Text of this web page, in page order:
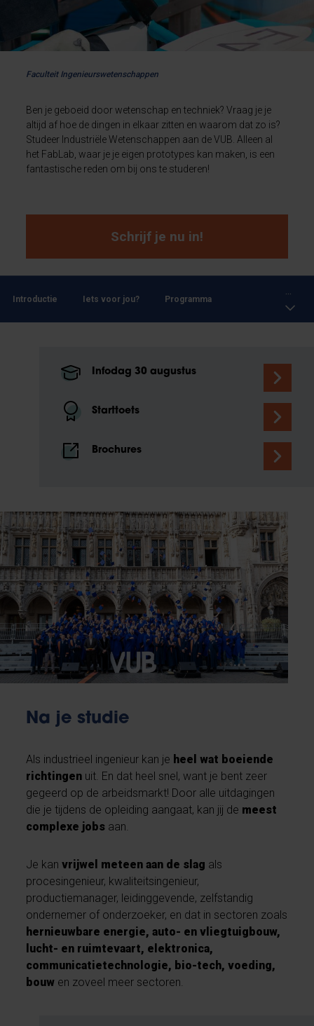
Faculteit Ingenieurswetenschappen
Ben je geboeid door wetenschap en techniek? Vraag je je
altijd af hoe de dingen in elkaar zitten en waarom dat zo is?
Studeer Industriële Wetenschappen aan de VUB. Alleen al
het FabLab, waar je je eigen prototypes kan maken, is een
fantastische reden om bij ons te studeren!
Schrijf je nu in!
Introductie Iets voor jou? Programma
Infodag 30 augustus
Starttoets
Brochures
Na je studie
Als industrieel ingenieur kan je heel wat boeiende
richtingen uit. En dat heel snel, want je bent zeer
gegeerd op de arbeidsmarkt! Door alle uitdagingen
die je tijdens de opleiding aangaat, kan jij de meest
complexe jobs aan.
Je kanvrijwel meteen aan de slag als
procesingenieur, kwaliteitsingenieur,
productiemanager, leidinggevende, zelfstandig
ondernemer of onderzoeker, en dat in sectoren zoals
hernieuwbare energie, auto- en vliegtuigbouw,
lucht- en ruimtevaart, elektronica,
communicatietechnologie, bio-tech, voeding,
bouw en zoveel meer sectoren.